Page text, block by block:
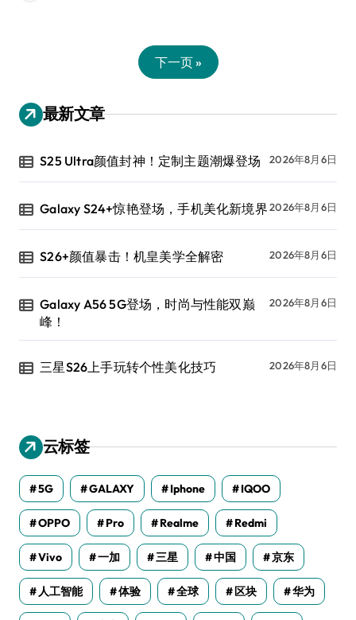
下一页 »
最新文章
S25 Ultra颜值封神！定制主题潮爆登场 2026年8月6日
Galaxy S24+惊艳登场，手机美化新境界2026年8月6日
S26+颜值暴击！机皇美学全解密 2026年8月6日
Galaxy A56 5G登场，时尚与性能双巅
峰！
2026年8月6日
三星S26上手玩转个性美化技巧 2026年8月6日
云标签
5G GALAXY Iphone IQOO
OPPO Pro Realme Redmi
Vivo 一加 三星 中国 京东
人工智能 体验 全球 区块 华为